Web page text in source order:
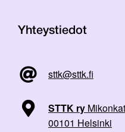
Yhteystiedot
sttk@sttk.fi
STTK ry
00101 Helsinki